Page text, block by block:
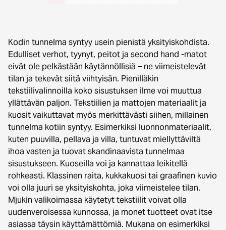
Kodin tunnelma syntyy usein pienistä yksityiskohdista.
Edulliset verhot, tyynyt, peitot ja second hand -matot
eivät ole pelkästään käytännöllisiä – ne viimeistelevät
tilan ja tekevät siitä viihtyisän. Pienilläkin
tekstiilivalinnoilla koko sisustuksen ilme voi muuttua
yllättävän paljon. Tekstiilien ja mattojen materiaalit ja
kuosit vaikuttavat myös merkittävästi siihen, millainen
tunnelma kotiin syntyy. Esimerkiksi luonnonmateriaalit,
kuten puuvilla, pellava ja villa, tuntuvat miellyttäviltä
ihoa vasten ja tuovat skandinaavista tunnelmaa
sisustukseen. Kuoseilla voi ja kannattaa leikitellä
rohkeasti. Klassinen raita, kukkakuosi tai graafinen kuvio
voi olla juuri se yksityiskohta, joka viimeistelee tilan.
Mjukin valikoimassa käytetyt tekstiilit voivat olla
uudenveroisessa kunnossa, ja monet tuotteet ovat itse
asiassa täysin käyttämättömiä. Mukana on esimerkiksi